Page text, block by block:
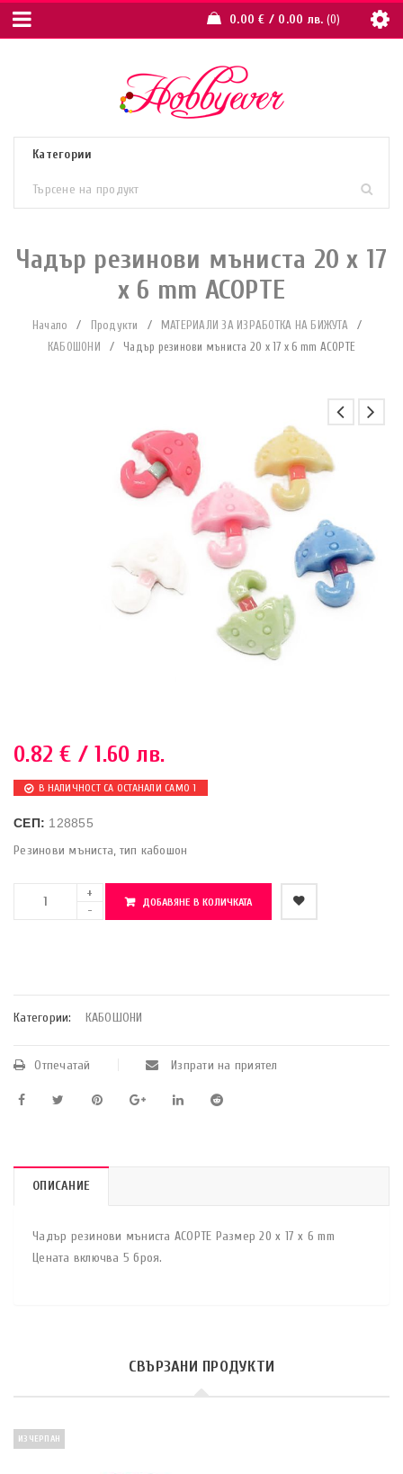
0.00€ / 0.00 лв. 0
Чадър резинови мъниста 20 x 17
x 6 mm АСОРТЕ
Начало / Продукти / МАТЕРИАЛИ ЗА ИЗРАБОТКА НА БИЖУТА
/
КАБОШОНИ
/ Чадър резинови мъниста 20 x 17 x 6 mm АСОРТЕ
0.82€ / 1.60 лв.
В НАЛИЧНОСТ СА ОСТАНАЛИ САМО 1
СЕП: 128855
Резинови мъниста, тип кабошон
ДОБАВЯНЕ В КОЛИЧКАТА
Категории: КАБОШОНИ
Отпечатай Изпрати на приятел
ОПИСАНИЕ
Чадър резинови мъниста АСОРТЕ Размер 20 x 17 x 6 mm
Цената включва 5 броя.
СВЪРЗАНИ ПРОДУКТИ
ИЗЧЕРПАН